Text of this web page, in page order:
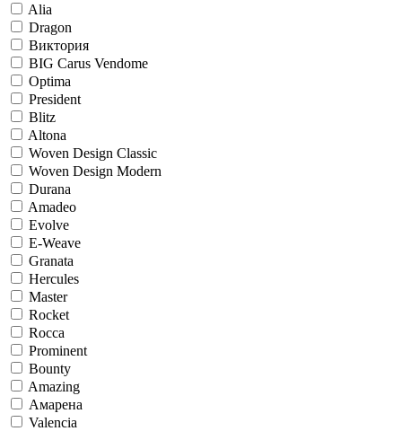
Alia
Dragon
Виктория
BIG Carus Vendome
Optima
President
Blitz
Altona
Woven Design Classic
Woven Design Modern
Durana
Amadeo
Evolve
E-Weave
Granata
Hercules
Master
Rocket
Rocca
Prominent
Bounty
Amazing
Амарена
Valencia